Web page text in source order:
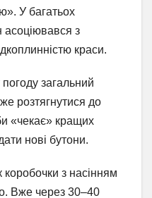
У багатьох
асоціювався з
краси.
загальний
розтягнутися до
«чекає» кращих
нові бутони.
з насінням
Вже через 30–40